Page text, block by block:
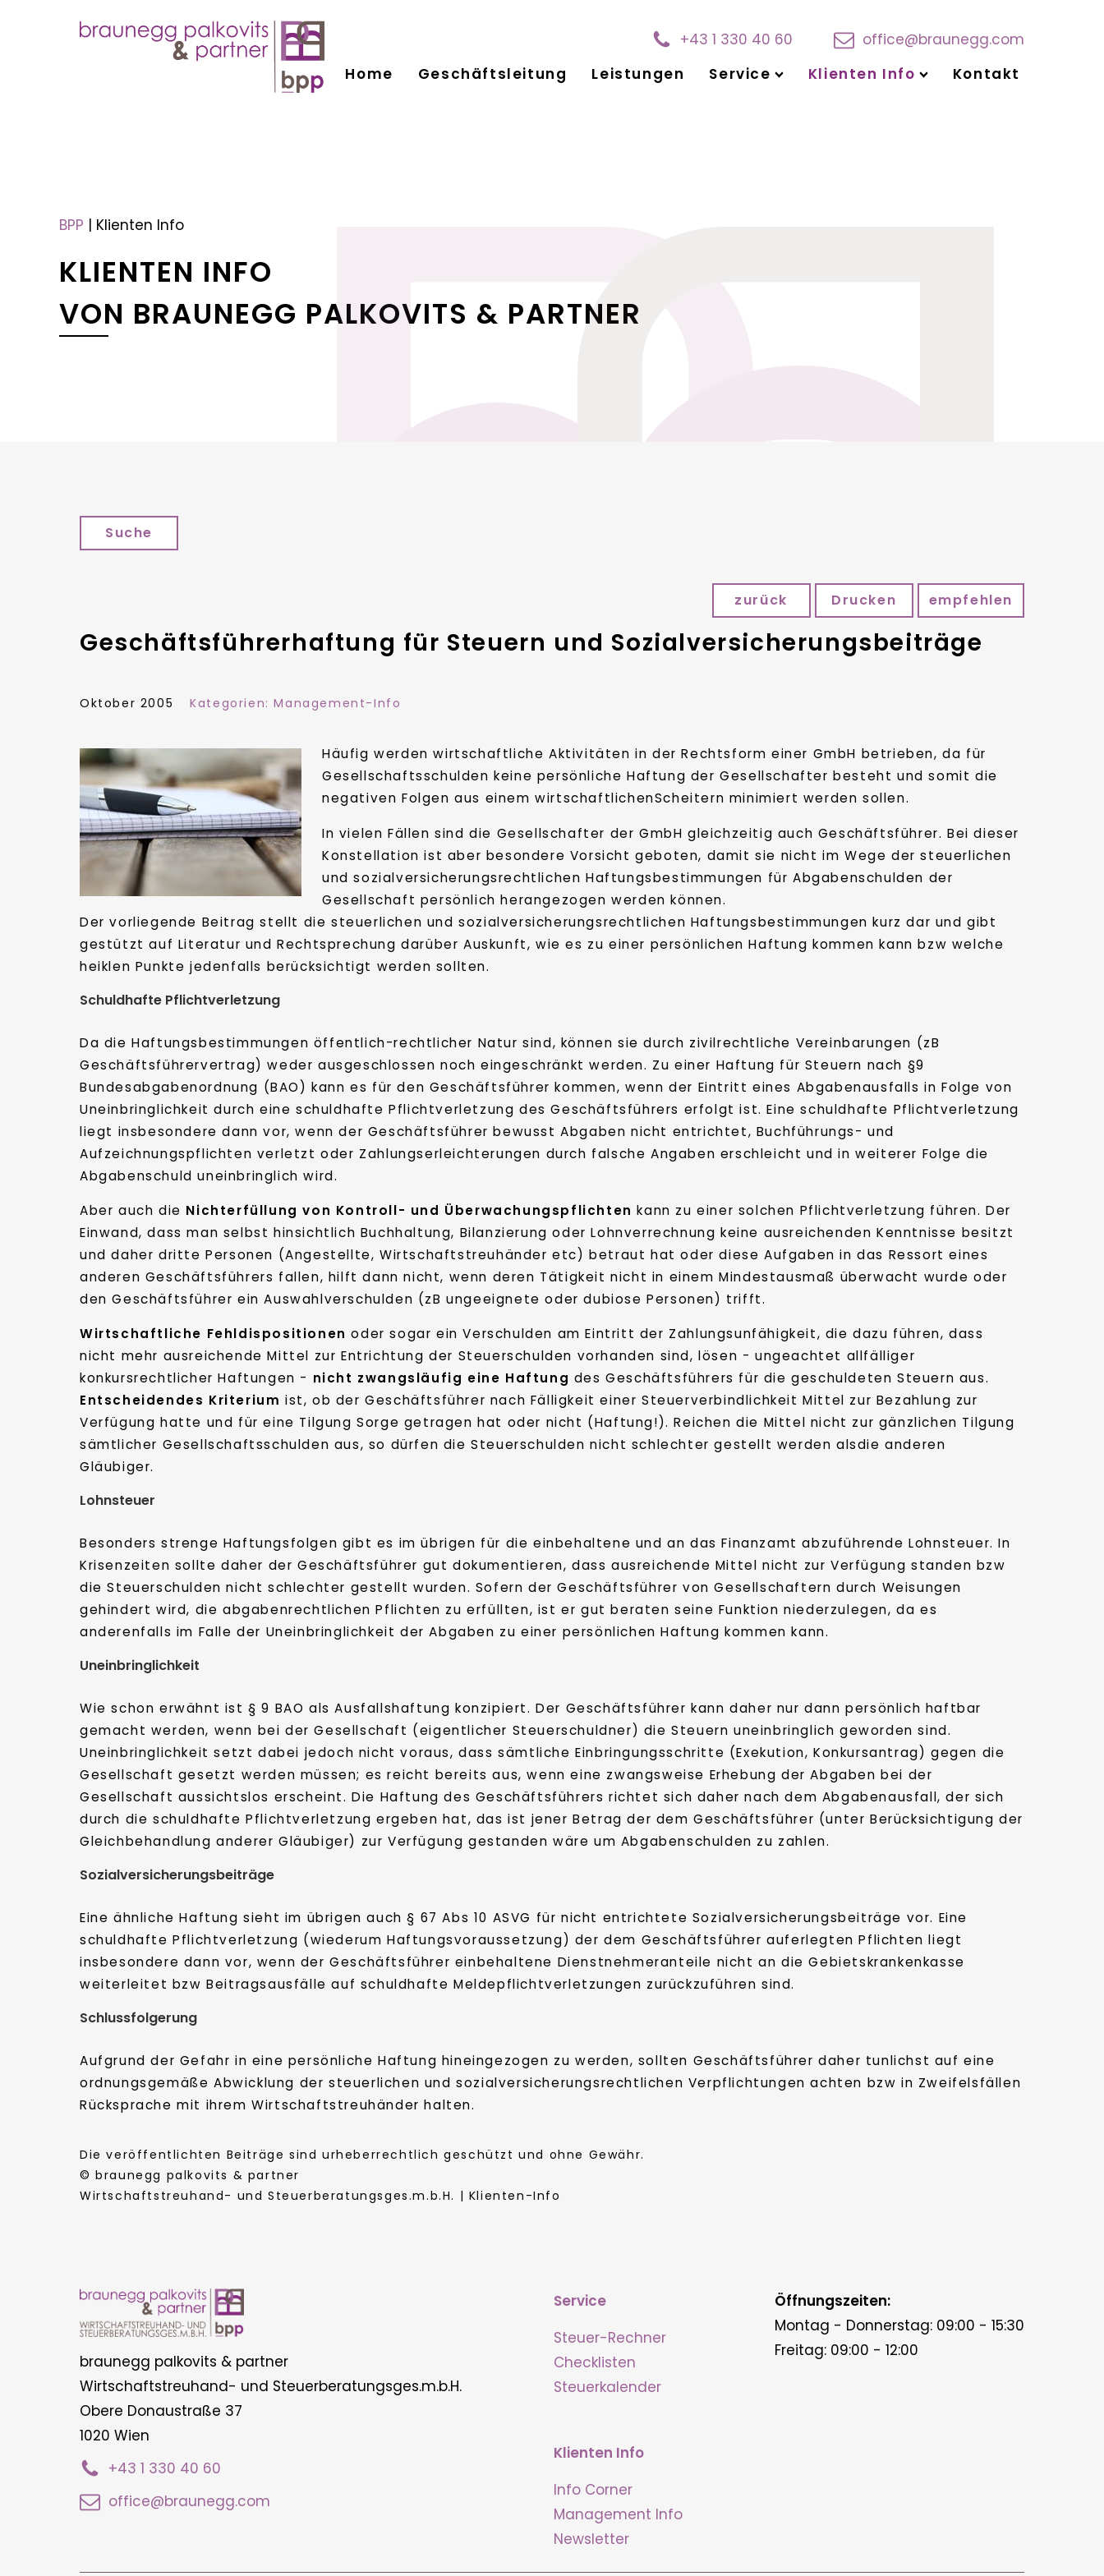
+43 1 330 40 60
office@braunegg.com
Home
Geschäftsleitung Leistungen Service Klienten Info Kontakt
BPP | Klienten Info
KLIENTEN INFO
VON BRAUNEGG PALKOVITS & PARTNER
Suche
zurück Drucken empfehlen
Geschäftsführerhaftung für Steuern und Sozialversicherungsbeiträge
Oktober 2005 Kategorien:Management-Info
Häufig werden wirtschaftliche Aktivitäten in der Rechtsform einer GmbH betrieben, da für
Gesellschaftsschulden keine persönliche Haftung der Gesellschafter besteht und somit die
negativen Folgen aus einem wirtschaftlichenScheitern minimiert werden sollen.
In vielen Fällen sind die Gesellschafter der GmbH gleichzeitig auch Geschäftsführer. Bei dieser
Konstellation ist aber besondere Vorsicht geboten, damit sie nicht im Wege der steuerlichen
und sozialversicherungsrechtlichen Haftungsbestimmungen für Abgabenschulden der
Gesellschaft persönlich herangezogen werden können.
Der vorliegende Beitrag stellt die steuerlichen und sozialversicherungsrechtlichen Haftungsbestimmungen kurz dar und gibt
gestützt auf Literatur und Rechtsprechung darüber Auskunft, wie es zu einer persönlichen Haftung kommen kann bzw welche
heiklen Punkte jedenfalls berücksichtigt werden sollten.
Schuldhafte Pflichtverletzung
Da die Haftungsbestimmungen öffentlich-rechtlicher Natur sind, können sie durch zivilrechtliche Vereinbarungen (zB
Geschäftsführervertrag) weder ausgeschlossen noch eingeschränkt werden. Zu einer Haftung für Steuern nach §9
Bundesabgabenordnung (BAO) kann es für den Geschäftsführer kommen, wenn der Eintritt eines Abgabenausfalls in Folge von
Uneinbringlichkeit durch eine schuldhafte Pflichtverletzung des Geschäftsführers erfolgt ist. Eine schuldhafte Pflichtverletzung
liegt insbesondere dann vor, wenn der Geschäftsführer bewusst Abgaben nicht entrichtet, Buchführungs- und
Aufzeichnungspflichten verletzt oder Zahlungserleichterungen durch falsche Angaben erschleicht und in weiterer Folge die
Abgabenschuld uneinbringlich wird.
Aber auch die Nichterfüllung von Kontroll- und Überwachungspflichten kann zu einer solchen Pflichtverletzung führen. Der
Einwand, dass man selbst hinsichtlich Buchhaltung, Bilanzierung oder Lohnverrechnung keine ausreichenden Kenntnisse besitzt
und daher dritte Personen (Angestellte, Wirtschaftstreuhänder etc) betraut hat oder diese Aufgaben in das Ressort eines
anderen Geschäftsführers fallen, hilft dann nicht, wenn deren Tätigkeit nicht in einem Mindestausmaß überwacht wurde oder
den Geschäftsführer ein Auswahlverschulden (zB ungeeignete oder dubiose Personen) trifft.
Wirtschaftliche Fehldispositionen oder sogar ein Verschulden am Eintritt der Zahlungsunfähigkeit, die dazu führen, dass
nicht mehr ausreichende Mittel zur Entrichtung der Steuerschulden vorhanden sind, lösen - ungeachtet allfälliger
konkursrechtlicher Haftungen - nicht zwangsläufig eine Haftung des Geschäftsführers für die geschuldeten Steuern aus.
Entscheidendes Kriterium ist, ob der Geschäftsführer nach Fälligkeit einer Steuerverbindlichkeit Mittel zur Bezahlung zur
Verfügung hatte und für eine Tilgung Sorge getragen hat oder nicht (Haftung!). Reichen die Mittel nicht zur gänzlichen Tilgung
sämtlicher Gesellschaftsschulden aus, so dürfen die Steuerschulden nicht schlechter gestellt werden alsdie anderen
Gläubiger.
Lohnsteuer
Besonders strenge Haftungsfolgen gibt es im übrigen für die einbehaltene und an das Finanzamt abzuführende Lohnsteuer. In
Krisenzeiten sollte daher der Geschäftsführer gut dokumentieren, dass ausreichende Mittel nicht zur Verfügung standen bzw
die Steuerschulden nicht schlechter gestellt wurden. Sofern der Geschäftsführer von Gesellschaftern durch Weisungen
gehindert wird, die abgabenrechtlichen Pflichten zu erfüllten, ist er gut beraten seine Funktion niederzulegen, da es
anderenfalls im Falle der Uneinbringlichkeit der Abgaben zu einer persönlichen Haftung kommen kann.
Uneinbringlichkeit
Wie schon erwähnt ist § 9 BAO als Ausfallshaftung konzipiert. Der Geschäftsführer kann daher nur dann persönlich haftbar
gemacht werden, wenn bei der Gesellschaft (eigentlicher Steuerschuldner) die Steuern uneinbringlich geworden sind.
Uneinbringlichkeit setzt dabei jedoch nicht voraus, dass sämtliche Einbringungsschritte (Exekution, Konkursantrag) gegen die
Gesellschaft gesetzt werden müssen; es reicht bereits aus, wenn eine zwangsweise Erhebung der Abgaben bei der
Gesellschaft aussichtslos erscheint. Die Haftung des Geschäftsführers richtet sich daher nach dem Abgabenausfall, der sich
durch die schuldhafte Pflichtverletzung ergeben hat, das ist jener Betrag der dem Geschäftsführer (unter Berücksichtigung der
Gleichbehandlung anderer Gläubiger) zur Verfügung gestanden wäre um Abgabenschulden zu zahlen.
Sozialversicherungsbeiträge
Eine ähnliche Haftung sieht im übrigen auch § 67 Abs 10 ASVG für nicht entrichtete Sozialversicherungsbeiträge vor. Eine
schuldhafte Pflichtverletzung (wiederum Haftungsvoraussetzung) der dem Geschäftsführer auferlegten Pflichten liegt
insbesondere dann vor, wenn der Geschäftsführer einbehaltene Dienstnehmeranteile nicht an die Gebietskrankenkasse
weiterleitet bzw Beitragsausfälle auf schuldhafte Meldepflichtverletzungen zurückzuführen sind.
Schlussfolgerung
Aufgrund der Gefahr in eine persönliche Haftung hineingezogen zu werden, sollten Geschäftsführer daher tunlichst auf eine
ordnungsgemäße Abwicklung der steuerlichen und sozialversicherungsrechtlichen Verpflichtungen achten bzw in Zweifelsfällen
Rücksprache mit ihrem Wirtschaftstreuhänder halten.
Die veröffentlichten Beiträge sind urheberrechtlich geschützt und ohne Gewähr.
© braunegg palkovits & partner
Wirtschaftstreuhand- und Steuerberatungsges.m.b.H. | Klienten-Info
braunegg palkovits & partner
Wirtschaftstreuhand- und Steuerberatungsges.m.b.H.
Obere Donaustraße 37
1020 Wien
+43 1 330 40 60
office@braunegg.com
Service
Steuer-Rechner
Checklisten
Steuerkalender
Klienten Info
Info Corner
Management Info
Newsletter
Öffnungszeiten:
Montag - Donnerstag: 09:00 - 15:30
Freitag: 09:00 - 12:00